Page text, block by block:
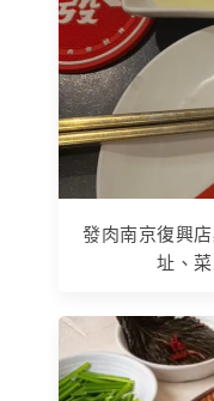
發肉南京復興
址、